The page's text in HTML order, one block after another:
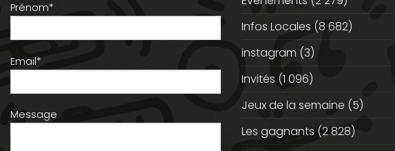
Prénom*
Email*
Message
Infos Locales (8 682)
instagram (3)
Invités (1 096)
Jeux de la semaine (5)
Les gagnants (2 828)